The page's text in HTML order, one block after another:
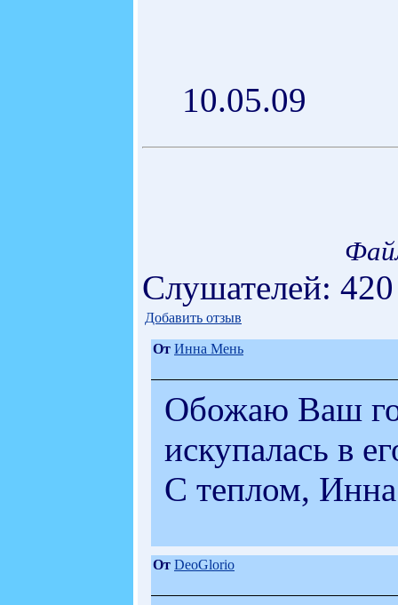
10.05.09
Слушателей:
Добавить отзыв
От Инна Мень
Обожаю Ваш
искупалась в
С теплом, Инна
От DeoGlorio